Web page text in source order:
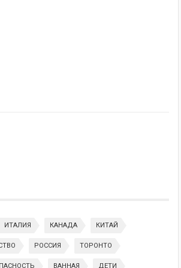
ИТАЛИЯ КАНАДА КИТАЙ
РОССИЯ ТОРОНТО
ВАННАЯ ДЕТИ